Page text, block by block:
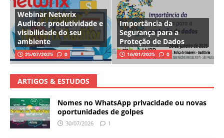
Webinar Netwrix
Auditor: produtividade e
visibilidade do seu
ambiente
25/07/2025 0
Importância da
Segurança para a
Proteção de Dados
16/01/2025 0
ARTIGOS & ESTUDOS
Nomes no WhatsApp privacidade ou novas
oportunidades de golpes
30/07/2026 1